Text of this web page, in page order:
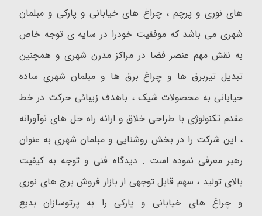
های نوری و پرچم ، چراغ های خیابانی و پارکی و مبلمان
شهری می باشد که موفقیت خودرا در سایه ی توجه خاص
به نقش مهم عنصر فضا در مراکز مدرن شهری و همچنین
تبدیل تیربرق ها و چراغ برق ها و مبلمان شهری ساده
خیابانی به محصولات شیک ، باهدف زیبائی حرکت در خط
مقدم تکنولوژی با طراحی خلاق و ارائه راه حل های نوآورانه
، این شرکت را در بخش روشنایی و مبلمان شهری به عنوان
رهبر معرفی نموده است . دیدگاه فنی و توجه به کیفیت
بالای تولید ، سهم قابل توجهی از بازار فروش برج های نوری
و چراغ های خیابانی و پارکی را به پرتوسازان بدیع